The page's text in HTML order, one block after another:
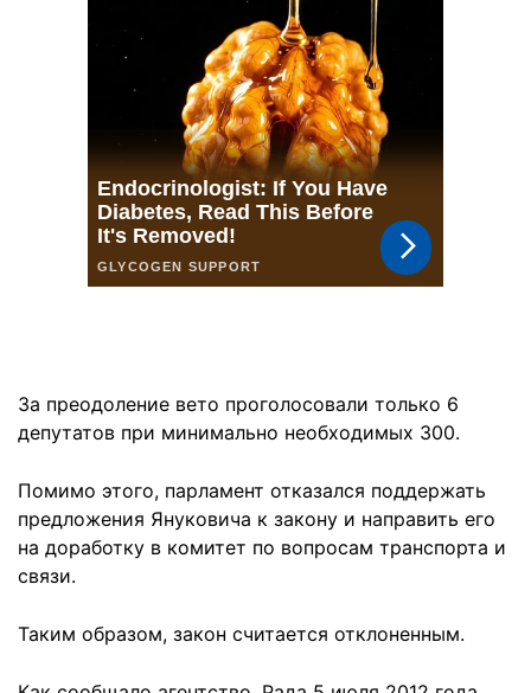
За преодоление вето проголосовали только 6
депутатов при минимально необходимых 300.
Помимо этого, парламент отказался поддержать
предложения Януковича к закону и направить его
на доработку в комитет по вопросам транспорта и
связи.
Таким образом, закон считается отклоненным.